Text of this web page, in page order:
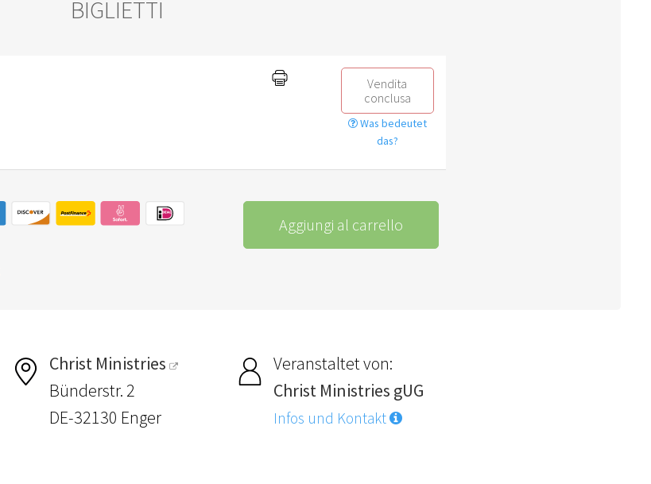
BIGLIETTI
Vendita
conclusa
Was bedeutet
das?
Aggiungi al carrello
Christ Ministries
Bünderstr. 2
DE-32130 Enger
Veranstaltet von:
Christ Ministries gUG
Infos und Kontakt